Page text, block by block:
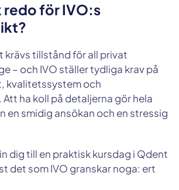
redo för IVO:s
krävs tillstånd för all privat
– och IVO ställer tydliga krav på
kvalitetssystem och
ha koll på detaljerna gör hela
en smidig ansökan och en stressig
dig till en praktisk kursdag i Qdent
det som IVO granskar noga: ert